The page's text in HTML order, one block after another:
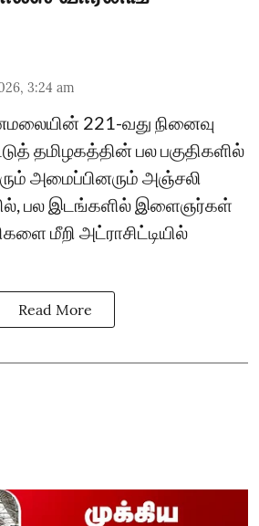
3:24 am
221-வது நினைவு
தமிழகத்தின் பல பகுதிகளில்
அமைப்பினரும் அஞ்சலி
பல இடங்களில் இளைஞர்கள்
மீறி அட்ராசிட்டியில்
Read More